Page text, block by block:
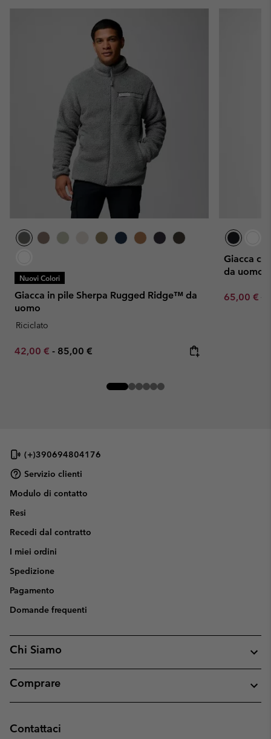
Nuovi Colori
Giacca in pile Sherpa Rugged Ridge™ da
uomo
Riciclato
Minimum sale price:
42,00 € - Maximum price:
85,00 €
Giacca
da uomo
Sale price:
65,00 €
(+)390694804176
Servizio clienti
Modulo di contatto
Resi
Recedi dal contratto
I miei ordini
Spedizione
Pagamento
Domande frequenti
Chi Siamo
Comprare
Contattaci